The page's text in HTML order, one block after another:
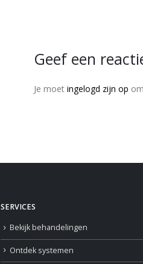
Geef een
Je moet ingelogd zijn op
SERVICES
Bekijk behandelingen
Ontdek systemen